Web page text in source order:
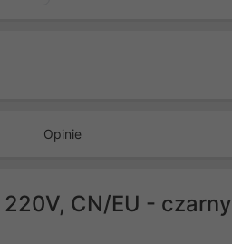
Opinie
CN/EU - czarny